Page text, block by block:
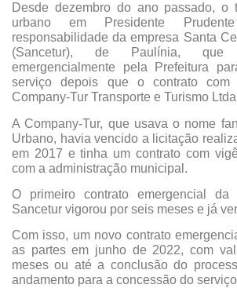
Desde dezembro do ano passado, o
urbano em Presidente
responsabilidade da empresa Santa
(Sancetur), de Paulínia, que
emergencialmente pela Prefeitura
serviço depois que o contrato com
Company-Tur Transporte e Turismo
A Company-Tur, que usava o nome
Urbano, havia vencido a licitação
em 2017 e tinha um contrato com
com a administração municipal.
O primeiro contrato emergencial da
Sancetur vigorou por seis meses e já
Com isso, um novo contrato
as partes em junho de 2022, com
meses ou até a conclusão do
andamento para a concessão do